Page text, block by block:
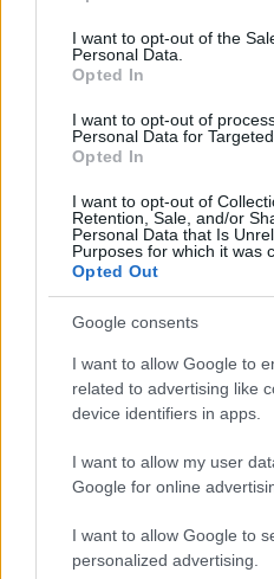
use your data for below
consent section.
I want to opt-out of the
Personal Data.
Opted In
I want to opt-out of
Personal Data for
Opted In
I want to opt-out of
Retention, Sale, and/or
Personal Data that Is
Purposes for which it was
Opted Out
Google consents
I want to allow Google to
related to advertising like
device identifiers in apps.
I want to allow my user
Google for online
I want to allow Google to
personalized advertising.
Szeretnének úgy focizni,
a kerítésen át. Szerintem
kaphatnak, és az
igen, a költözés egyben
van rá, hogyGyörgy herceg
Thomas's Battersea nevű
majd a jövőben.
Forrás: